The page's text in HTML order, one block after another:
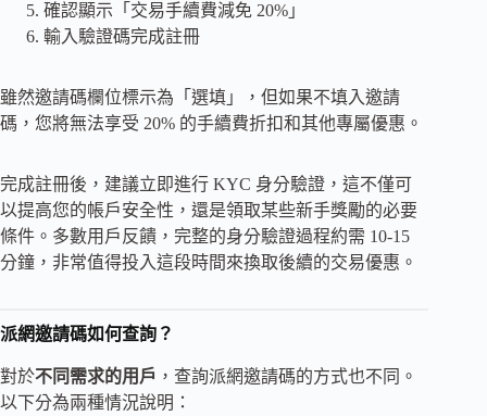
確認顯示「交易手續費減免 20%」
輸入驗證碼完成註冊
雖然邀請碼欄位標示為「選填」，但如果不填入邀請
碼，您將無法享受 20% 的手續費折扣和其他專屬優惠。
完成註冊後，建議立即進行 KYC 身分驗證，這不僅可
以提高您的帳戶安全性，還是領取某些新手獎勵的必要
條件。多數用戶反饋，完整的身分驗證過程約需 10-15
分鐘，非常值得投入這段時間來換取後續的交易優惠。
派網邀請碼如何查詢？
對於不同需求的用戶 ，查詢派網邀請碼的方式也不同。
以下分為兩種情況說明：